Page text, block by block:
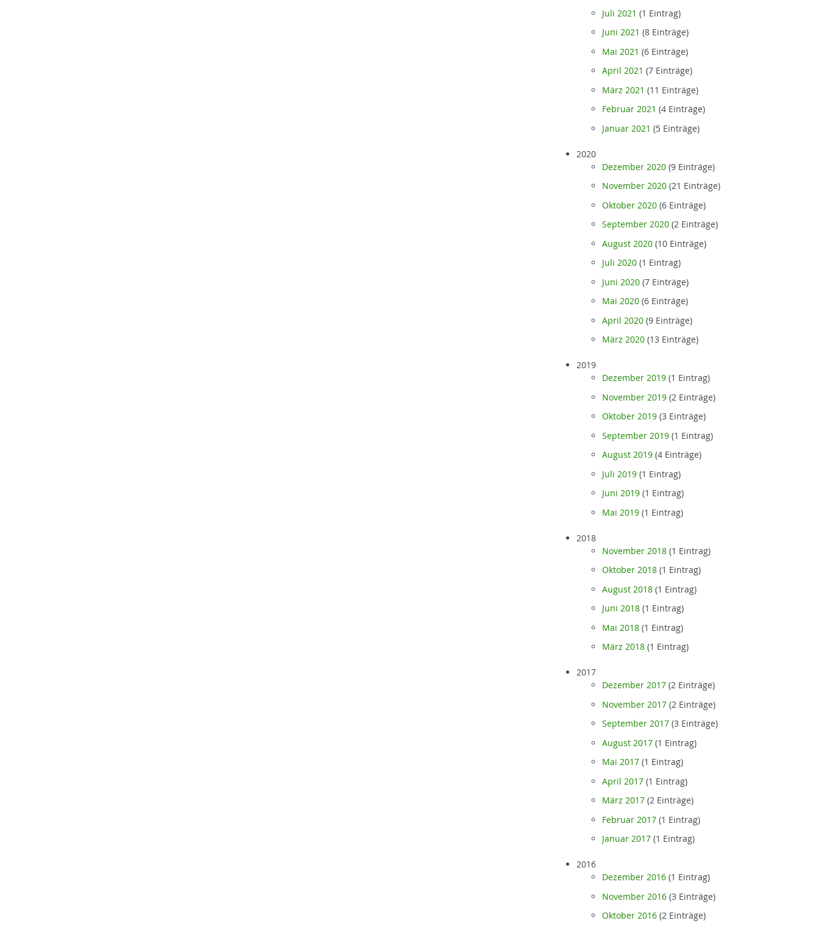
Juli 2021 (1 Eintrag)
Juni 2021 (8 Einträge)
Mai 2021 (6 Einträge)
April 2021 (7 Einträge)
März 2021 (11 Einträge)
Februar 2021 (4 Einträge)
Januar 2021 (5 Einträge)
2020
Dezember 2020 (9 Einträge)
November 2020 (21 Einträge)
Oktober 2020 (6 Einträge)
September 2020 (2 Einträge)
August 2020 (10 Einträge)
Juli 2020 (1 Eintrag)
Juni 2020 (7 Einträge)
Mai 2020 (6 Einträge)
April 2020 (9 Einträge)
März 2020 (13 Einträge)
2019
Dezember 2019 (1 Eintrag)
November 2019 (2 Einträge)
Oktober 2019 (3 Einträge)
September 2019 (1 Eintrag)
August 2019 (4 Einträge)
Juli 2019 (1 Eintrag)
Juni 2019 (1 Eintrag)
Mai 2019 (1 Eintrag)
2018
November 2018 (1 Eintrag)
Oktober 2018 (1 Eintrag)
August 2018 (1 Eintrag)
Juni 2018 (1 Eintrag)
Mai 2018 (1 Eintrag)
März 2018 (1 Eintrag)
2017
Dezember 2017 (2 Einträge)
November 2017 (2 Einträge)
September 2017 (3 Einträge)
August 2017 (1 Eintrag)
Mai 2017 (1 Eintrag)
April 2017 (1 Eintrag)
März 2017 (2 Einträge)
Februar 2017 (1 Eintrag)
Januar 2017 (1 Eintrag)
2016
Dezember 2016 (1 Eintrag)
November 2016 (3 Einträge)
Oktober 2016 (2 Einträge)